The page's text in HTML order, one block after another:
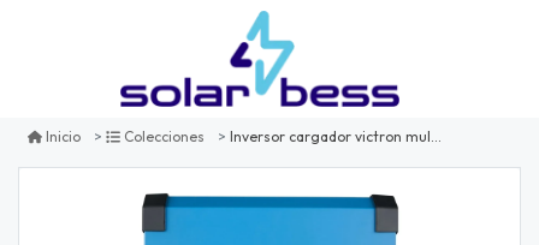
Inicio Colecciones Inversor cargador victron multiplus ii 8000va 48v 230v 50hz carga 100a, conmutación 100a